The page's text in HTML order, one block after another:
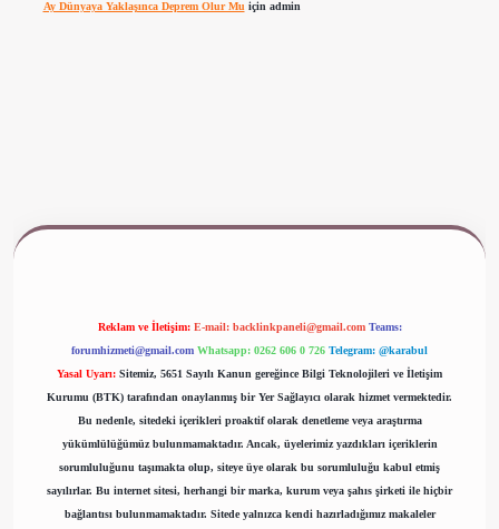
Ay Dünyaya Yaklaşınca Deprem Olur Mu için admin
Reklam ve İletişim: E-mail: backlinkpaneli@gmail.com Teams:
forumhizmeti@gmail.com Whatsapp: 0262 606 0 726 Telegram: @karabul
Yasal Uyarı: Sitemiz, 5651 Sayılı Kanun gereğince Bilgi Teknolojileri ve İletişim
Kurumu (BTK) tarafından onaylanmış bir Yer Sağlayıcı olarak hizmet vermektedir.
Bu nedenle, sitedeki içerikleri proaktif olarak denetleme veya araştırma
yükümlülüğümüz bulunmamaktadır. Ancak, üyelerimiz yazdıkları içeriklerin
sorumluluğunu taşımakta olup, siteye üye olarak bu sorumluluğu kabul etmiş
sayılırlar. Bu internet sitesi, herhangi bir marka, kurum veya şahıs şirketi ile hiçbir
bağlantısı bulunmamaktadır. Sitede yalnızca kendi hazırladığımız makaleler